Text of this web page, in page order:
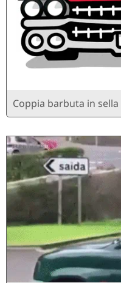
Coppia barbuta in